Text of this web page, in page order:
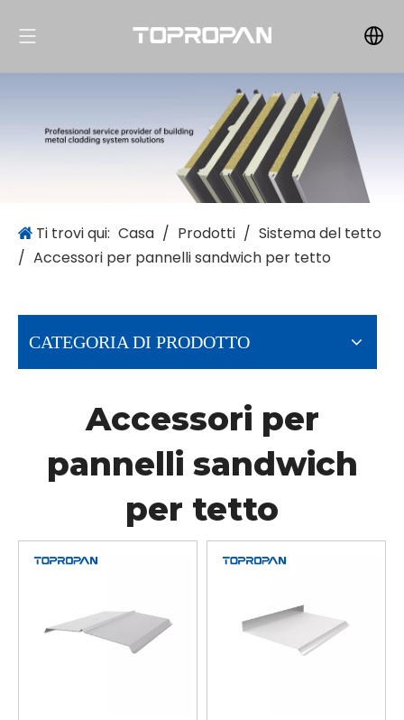
Ti trovi qui: Casa / Prodotti / Sistema del tetto
/ Accessori per pannelli sandwich per tetto
CATEGORIA DI PRODOTTO
Accessori per
pannelli sandwich
per tetto